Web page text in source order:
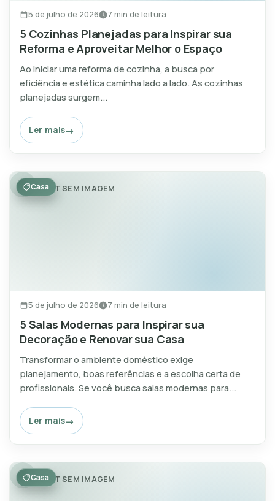
5 de julho de 2026 7 min de leitura
5 Cozinhas Planejadas para Inspirar sua
Reforma e Aproveitar Melhor o Espaço
Ao iniciar uma reforma de cozinha, a busca por
eficiência e estética caminha lado a lado. As cozinhas
planejadas surgem...
Ler mais
POST SEM IMAGEM
Casa
5 de julho de 2026 7 min de leitura
5 Salas Modernas para Inspirar sua
Decoração e Renovar sua Casa
Transformar o ambiente doméstico exige
planejamento, boas referências e a escolha certa de
profissionais. Se você busca salas modernas para...
Ler mais
POST SEM IMAGEM
Casa